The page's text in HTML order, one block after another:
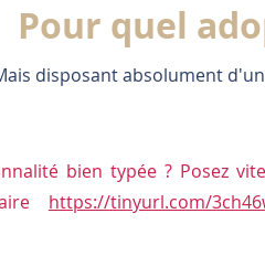
Pour quel
disposant absolument
bien typée ? Posez
https://tinyurl.com/